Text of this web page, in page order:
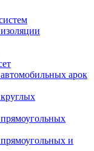
арок
и